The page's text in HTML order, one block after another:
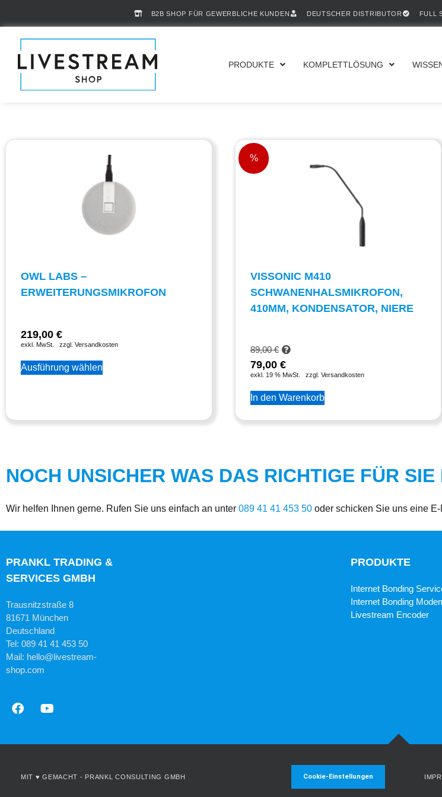
B2B SHOP FÜR GEWERBLICHE KUNDEN DEUTSCHER DISTRIBUTOR FULL
PRODUKTE KOMPLETTLÖSUNG
OWL LABS –
ERWEITERUNGSMIKROFON
219,00 €
exkl. MwSt. zzgl. Versandkosten
Ausführung wählen
%
VISSONIC M410
SCHWANENHALSMIKROFON,
410MM, KONDENSATOR, NIERE
89,00€
79,00 €
exkl. 19 % MwSt. zzgl. Versandkosten
In den Warenkorb
NOCH UNSICHER WAS DAS RICHTIGE FÜR SIE
Wir helfen Ihnen gerne. Rufen Sie uns einfach an unter 089 41 41 453 50 oder schicken Sie uns eine
PRANKL TRADING &
SERVICES GMBH
Trausnitzstraße 8
81671 München
Deutschland
Tel: 089 41 41 453 50
Mail: hello@livestream-
shop.com
PRODUKTE
Internet Bonding
Internet Bonding
Livestream Encoder
MIT ♥ GEMACHT - PRANKL CONSULTING GMBH Cookie-Einstellungen